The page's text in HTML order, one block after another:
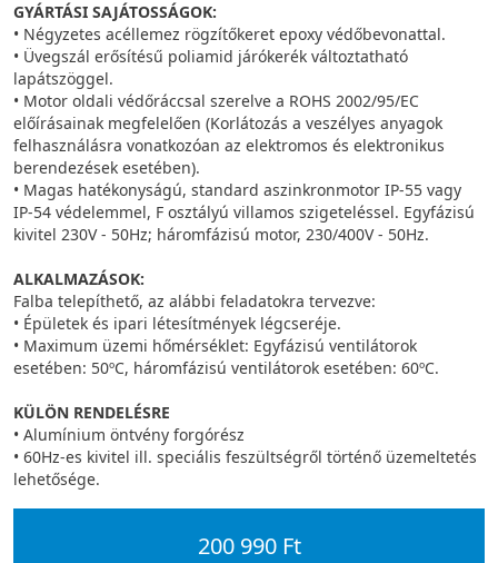
GYÁRTÁSI SAJÁTOSSÁGOK:
• Négyzetes acéllemez rögzítőkeret epoxy védőbevonattal.
• Üvegszál erősítésű poliamid járókerék változtatható
lapátszöggel.
• Motor oldali védőráccsal szerelve a ROHS 2002/95/EC
előírásainak megfelelően (Korlátozás a veszélyes anyagok
felhasználásra vonatkozóan az elektromos és elektronikus
berendezések esetében).
• Magas hatékonyságú, standard aszinkronmotor IP-55 vagy
IP-54 védelemmel, F osztályú villamos szigeteléssel. Egyfázisú
kivitel 230V - 50Hz; háromfázisú motor, 230/400V - 50Hz.
ALKALMAZÁSOK:
Falba telepíthető, az alábbi feladatokra tervezve:
• Épületek és ipari létesítmények légcseréje.
• Maximum üzemi hőmérséklet: Egyfázisú ventilátorok
esetében: 50ºC, háromfázisú ventilátorok esetében: 60ºC.
KÜLÖN RENDELÉSRE
• Alumínium öntvény forgórész
• 60Hz-es kivitel ill. speciális feszültségről történő üzemeltetés
lehetősége.
200 990 Ft